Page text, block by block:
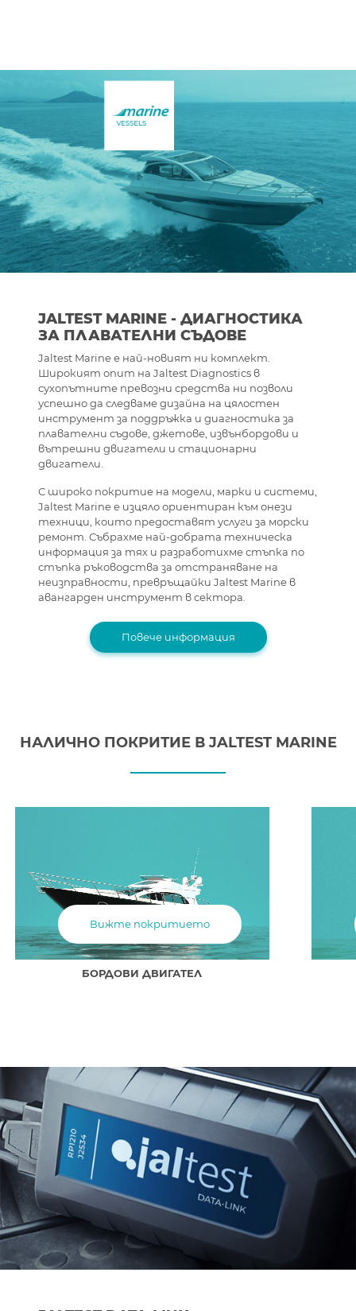
JALTEST MARINE - ДИАГНОСТИКА
ЗА ПЛАВАТЕЛНИ СЪДОВЕ
Jaltest Marine е най-новият ни комплект.
Широкият опит на Jaltest Diagnostics в
сухопътните превозни средства ни позволи
успешно да следваме дизайна на цялостен
инструмент за поддръжка и диагностика за
плавателни съдове, джетове, извънбордови и
вътрешни двигатели и стационарни
двигатели.
С широко покритие на модели, марки и системи,
Jaltest Marine е изцяло ориентиран към онези
техници, които предоставят услуги за морски
ремонт. Събрахме най-добрата техническа
информация за тях и разработихме стъпка по
стъпка ръководства за отстраняване на
неизправности, превръщайки Jaltest Marine в
авангарден инструмент в сектора.
Повече информация
НАЛИЧНО ПОКРИТИЕ В JALTEST MARINE
Вижте покритието
БОРДОВИ ДВИГАТЕЛ